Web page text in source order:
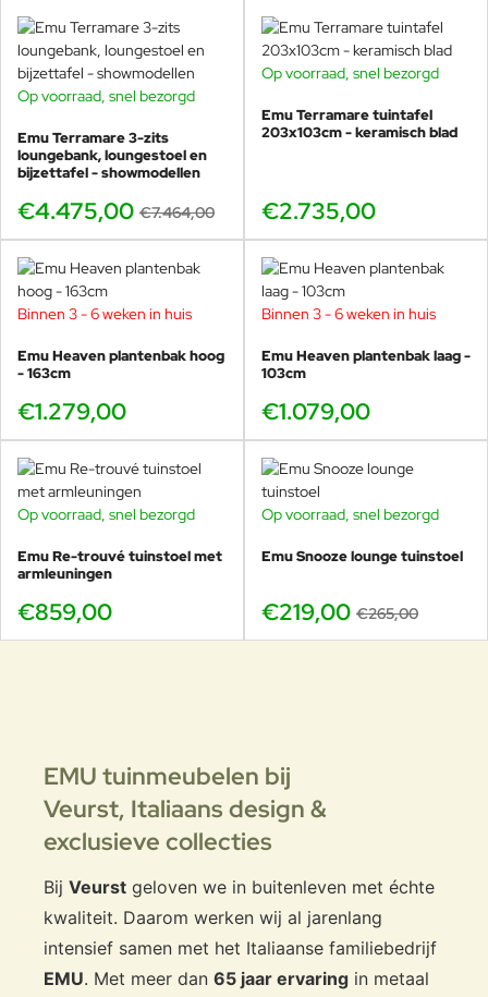
De originele gladheid kan worden
hersteld door het oppervlak licht
op te schuren en met een jute
BUNDELKORTING
-40%
Op voorraad, snel bezorgd
Emu Terramare 3-zits
loungebank, loungestoel en
bijzettafel - showmodellen
€4.475,00 €7.464,00
Op voorraad, snel bezorgd
Emu Terramare tuintafel
203x103cm - keramisch blad
€2.735,00
Binnen 3 - 6 weken in huis
Emu Heaven plantenbak hoog
- 163cm
€1.279,00
Binnen 3 - 6 weken in huis
Emu Heaven plantenbak laag -
103cm
€1.079,00
Op voorraad, snel bezorgd
Emu Re-trouvé tuinstoel met
armleuningen
€859,00
-17%
Op voorraad, snel bezorgd
Emu Snooze lounge tuinstoel
€219,00 €265,00
EMU tuinmeubelen bij
Veurst, Italiaans design &
exclusieve collecties
Bij Veurst geloven we in buitenleven met échte
kwaliteit. Daarom werken wij al jarenlang
intensief samen met het Italiaanse familiebedrijf
EMU. Met meer dan 65 jaar ervaring in metaal